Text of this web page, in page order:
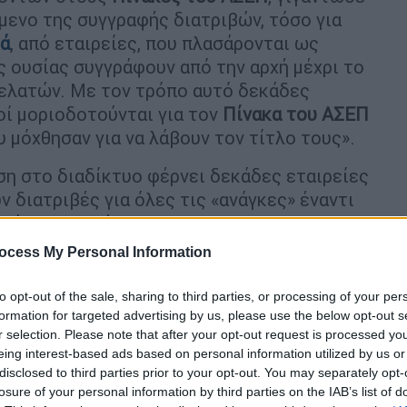
My Personal Information
opt-out of the sale, sharing to third parties, or processing of your
for targeted advertising by us, please use the below opt-out
selection. Please note that after your opt-out request is processed
interest-based ads based on personal information utilized by us
to third parties prior to your opt-out. You may separately
of your personal information by third parties on the IAB’s list of
της συγγραφής διατριβών, τόσο για
, από εταιρείες, που πλασάρονται ως
ουσίας συγγράφουν από την αρχή μέχρι το
Με τον τρόπο αυτό δεκάδες
μοριοδοτούνται για τον Πίνακα του ΑΣΕΠ
για να λάβουν τον τίτλο τους».
στο διαδίκτυο φέρνει δεκάδες εταιρείες
για όλες τις «ανάγκες» έναντι
του πελάτη.
μια ακόμη απόδειξη ότι, με την ανοχή της
μετατρέπεται ραγδαία σε εμπόρευμα.
απέραντης νοθείας με σκοπό την
ότι ακόμη και σήμερα, παρά το
που επιβάλλει την επανεξέταση